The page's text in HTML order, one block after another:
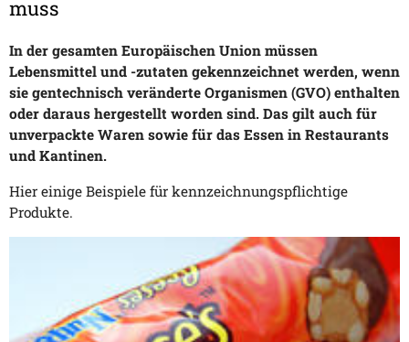
muss
In der gesamten Europäischen Union müssen
Lebensmittel und -zutaten gekennzeichnet werden, wenn
sie gentechnisch veränderte Organismen (GVO) enthalten
oder daraus hergestellt worden sind. Das gilt auch für
unverpackte Waren sowie für das Essen in Restaurants
und Kantinen.
Hier einige Beispiele für kennzeichnungspflichtige
Produkte.